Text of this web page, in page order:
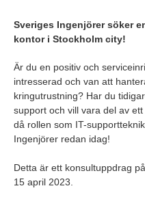
Sveriges Ingenjörer söker
kontor i Stockholm city!
Är du en positiv och
intresserad och van att
kringutrustning? Har du
support och vill vara del av
då rollen som IT-
Ingenjörer redan idag!
Detta är ett konsultuppdrag
15 april 2023.